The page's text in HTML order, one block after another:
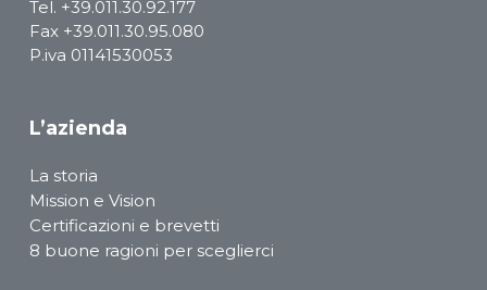
Tel. +39.011.30.92.177
Fax +39.011.30.95.080
P.iva 01141530053
L’azienda
La storia
Mission e Vision
Certificazioni e brevetti
8 buone ragioni per sceglierci